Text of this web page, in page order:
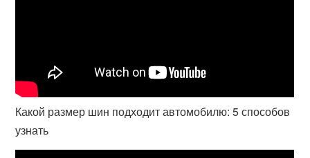
Какой размер шин подходит автомобилю: 5 способов
узнать